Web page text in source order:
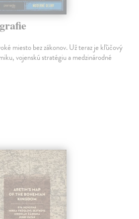
miesto bez zákonov. Už teraz je kľúčový
vojenskú stratégiu a medzinárodné